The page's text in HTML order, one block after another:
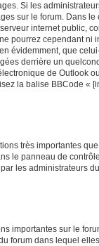
Si les
sur le forum. Dans
internet public,
pourrez cependant ni
évidemment, que
derrière un
de Outlook
la balise BBCode «
très importantes
le panneau de
les administrateurs
importantes sur le
forum dans lequel